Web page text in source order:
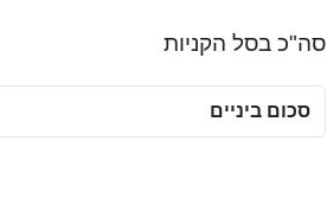
סה"כ בסל הקניות
סכום ביניים